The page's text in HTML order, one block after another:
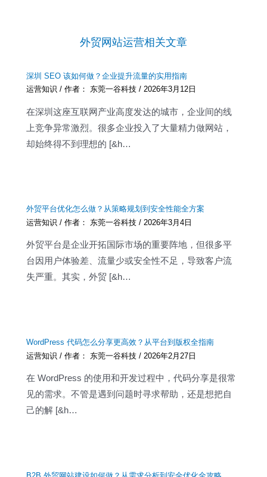
外贸网站运营相关文章
深圳 SEO 该如何做？企业提升流量的实用指南
运营知识 / 作者： 东莞一谷科技/ 2026年3月12日
在深圳这座互联网产业高度发达的城市，企业间的线
上竞争异常激烈。很多企业投入了大量精力做网站，
却始终得不到理想的 [&h…
外贸平台优化怎么做？从策略规划到安全性能全方案
运营知识 / 作者： 东莞一谷科技/ 2026年3月4日
外贸平台是企业开拓国际市场的重要阵地，但很多平
台因用户体验差、流量少或安全性不足，导致客户流
失严重。其实，外贸 [&h…
WordPress 代码怎么分享更高效？从平台到版权全指南
运营知识 / 作者： 东莞一谷科技/ 2026年2月27日
在 WordPress 的使用和开发过程中，代码分享是很常
见的需求。不管是遇到问题时寻求帮助，还是想把自
己的解 [&h…